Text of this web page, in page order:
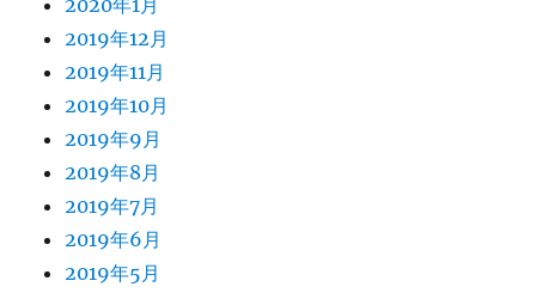
2020年1月
2019年12月
2019年11月
2019年10月
2019年9月
2019年8月
2019年7月
2019年6月
2019年5月